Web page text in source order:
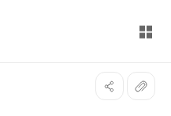
전체